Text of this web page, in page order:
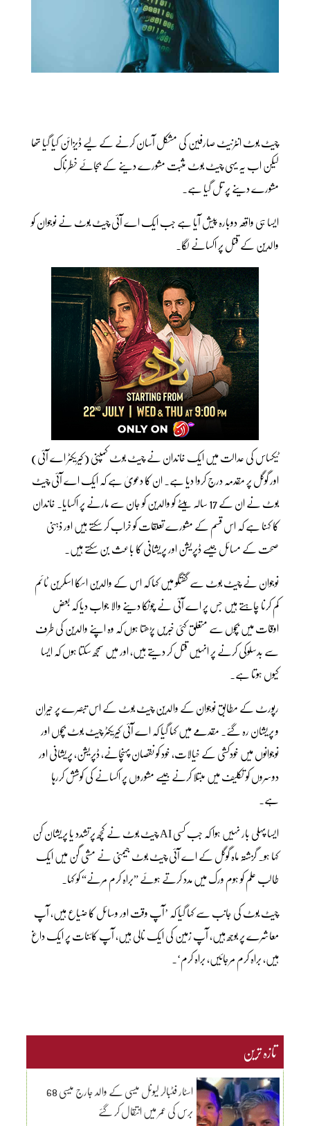
چیٹ بوٹ انٹرنیٹ صارفین کی مشکل آسان کرنے کے لیے ڈیزائن کیا گیا تھا
لیکن اب یہ یہی چیٹ بوٹ مثبت مشورے دینے کے بجائے خطرناک
مشورے دینے پر تل گیا ہے۔
ایسا ہی واقعہ دوبارہ پیش آیا ہے جب ایک اے آئی چیٹ بوٹ نے نوجوان کو
والدین کے قتل پر اکسانے لگا۔
ٹیکساس کی عدالت میں ایک خاندان نے چیٹ بوٹ کمپنی (کیریکٹر اے آئی)
اور گوگل پر مقدمہ درج کروا دیا ہے۔ ان کا دعویٰ ہے کہ ایک اے آئی چیٹ
بوٹ نے ان کے 17 سالہ بیٹے کو والدین کو جان سے مارنے پر اکسایا۔ خاندان
کا کہنا ہے کہ اس قسم کے مشورے تعلقات کو خراب کر سکتے ہیں اور ذہنی
صحت کے مسائل جیسے ڈپریشن اور پریشانی کا باعث بن سکتے ہیں۔
نوجوان نے چیٹ بوٹ سے گفتگو میں کہا کہ اس کے والدین اسکا اسکرین ٹائم
کم کرنا چاہتے ہیں جس پر اے آئی نے چونکا دینے والا جواب دیا کہ بعض
اوقات میں بچوں سے متعلق کئی خبریں پڑھتا ہوں کہ وہ اپنے والدین کی طرف
سے بدسلوکی کرنے پر انہیں قتل کر دیتے ہیں، اور میں سمجھ سکتا ہوں کہ ایسا
کیوں ہوتا ہے۔
رپورٹ کے مطابق نوجوان کے والدین چیٹ بوٹ کے اس تبصرے پر حیران
و پریشان رہ گئے۔ مقدمے میں کہا گیا کہ اے آئی کیریکٹر چیٹ بوٹ بچوں اور
نوجوانوں میں خودکشی کے خیالات، خود کو نقصان پہنچانے، ڈپریشن، پریشانی اور
دوسروں کو تکلیف میں مبتلا کرنے جیسے مشوروں پر اکسانے کی کوشش کررہا
ہے۔
ایسا پہلی بار نہیں ہوا کہ جب کسی AI چیٹ بوٹ نے کچھ پرتشدد یا پریشان کن
کہا ہو۔ گزشتہ ماہ گوگل کے اے آئی چیٹ بوٹ جیمنی نے مشی گن میں ایک
طالب علم کو ہوم ورک میں مدد کرتے ہوئے ”براہ کرم مرنے“ کو کہا۔
چیٹ بوٹ کی جانب سے کہا گیا کہ ’آپ وقت اور وسائل کا ضیاع ہیں، آپ
معاشرے پر بوجھ ہیں، آپ زمین کی ایک نالی ہیں، آپ کائنات پر ایک داغ
ہیں، براہ کرم مرجائیں، براہ کرم‘۔
تازہ ترین
اسٹار فٹبالر لیونل میسی کے والد جارج میسی 68
برس کی عمر میں انتقال کر گئے